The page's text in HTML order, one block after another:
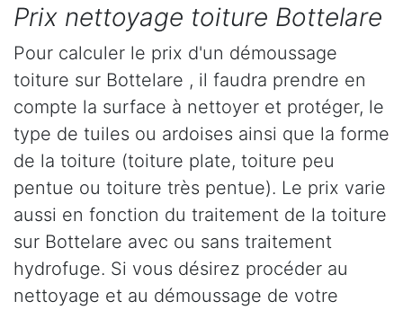
Prix nettoyage toiture Bottelare
Pour calculer le prix d'un démoussage
toiture sur Bottelare , il faudra prendre en
compte la surface à nettoyer et protéger, le
type de tuiles ou ardoises ainsi que la forme
de la toiture (toiture plate, toiture peu
pentue ou toiture très pentue). Le prix varie
aussi en fonction du traitement de la toiture
sur Bottelare avec ou sans traitement
hydrofuge. Si vous désirez procéder au
nettoyage et au démoussage de votre